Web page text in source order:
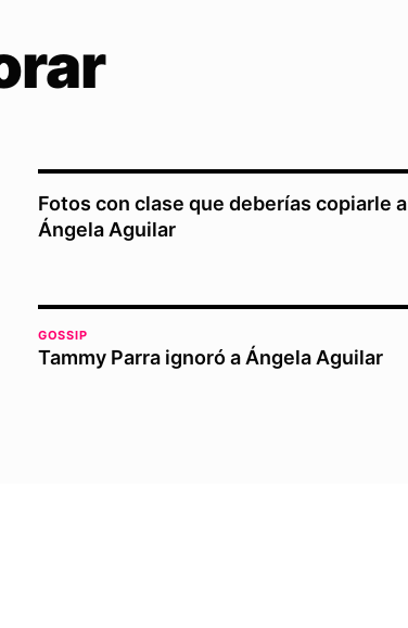
Fotos con clase que deberías copiarle a
Ángela Aguilar
GOSSIP
Tammy Parra ignoró a Ángela Aguilar